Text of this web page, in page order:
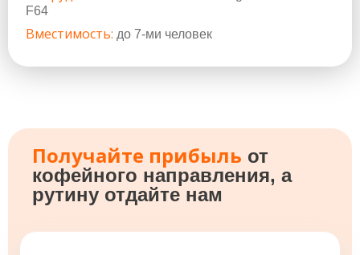
F64
Вместимость: до 7-ми человек
Получайте прибыль от
кофейного направления, а
рутину отдайте нам